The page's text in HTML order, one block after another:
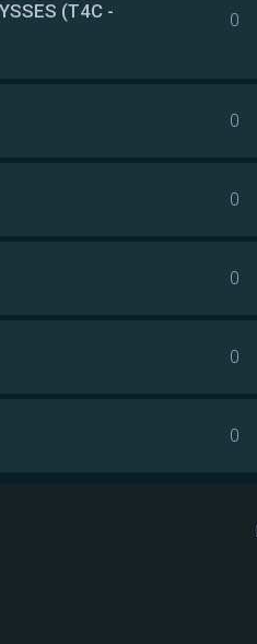
(T4C -
0
0
0
0
0
0